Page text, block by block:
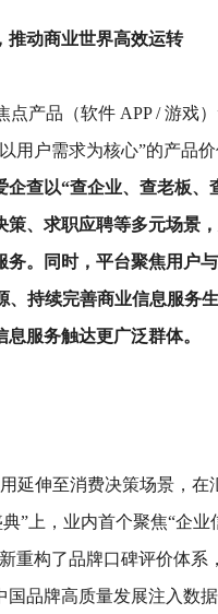
推动商业世界高效运转
点产品（软件 APP / 游戏
用户需求为核心”的产品
企查以“查企业、查老板、
、求职应聘等多元场景
。同时，平台聚焦用户
、持续完善商业信息服务
服务触达更广泛群体。
延伸至消费决策场景，在
”上，业内首个聚焦“企
重构了品牌口碑评价体系
品牌高质量发展注入数